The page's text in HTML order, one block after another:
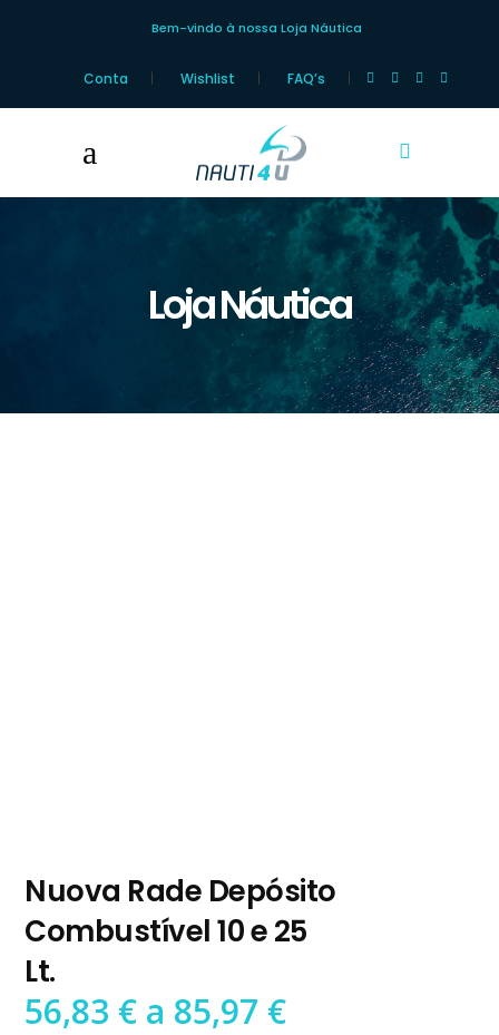
Bem-vindo à nossa Loja Náutica
Conta Wishlist FAQ’s
Loja Náutica
Nuova Rade Depósito
Combustível 10 e 25
Lt.
56,83 € a 85,97 €Preço